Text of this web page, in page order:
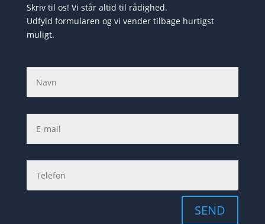
Skriv til os! Vi står altid til rådighed.
Udfyld formularen og vi vender tilbage hurtigst
muligt.
SEND